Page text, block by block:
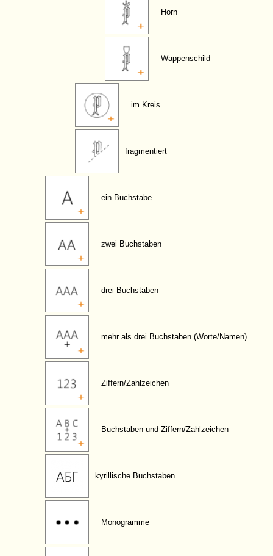
Horn
Wappenschild
im Kreis
fragmentiert
ein Buchstabe
zwei Buchstaben
drei Buchstaben
mehr als drei Buchstaben (Worte/Namen)
Ziffern/Zahlzeichen
Buchstaben und Ziffern/Zahlzeichen
kyrillische Buchstaben
Monogramme